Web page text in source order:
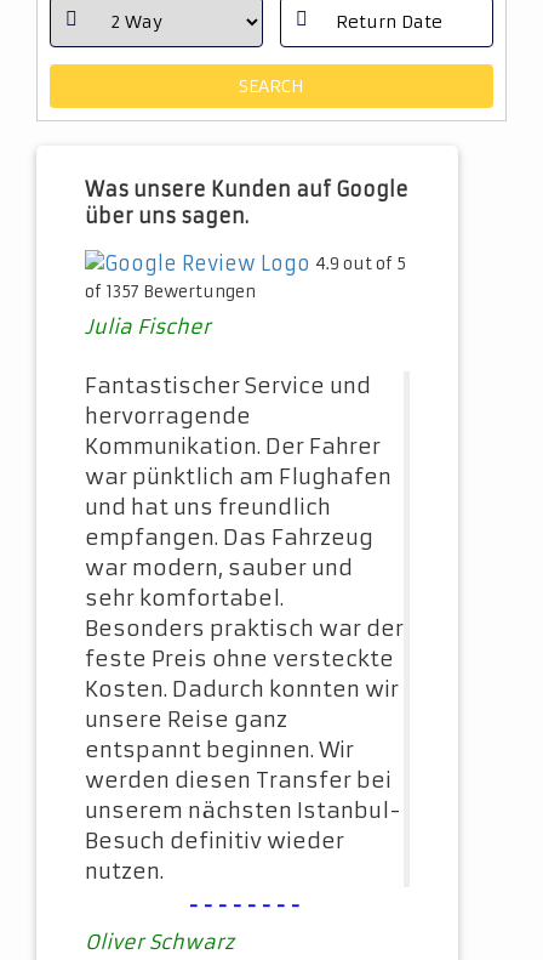
Was unsere Kunden auf Google
über uns sagen.
4.9 out of 5
of 1357 Bewertungen
Julia Fischer
Fantastischer Service und
hervorragende
Kommunikation. Der Fahrer
war pünktlich am Flughafen
und hat uns freundlich
empfangen. Das Fahrzeug
war modern, sauber und
sehr komfortabel.
Besonders praktisch war der
feste Preis ohne versteckte
Kosten. Dadurch konnten wir
unsere Reise ganz
entspannt beginnen. Wir
werden diesen Transfer bei
unserem nächsten Istanbul-
Besuch definitiv wieder
nutzen.
--------
Oliver Schwarz